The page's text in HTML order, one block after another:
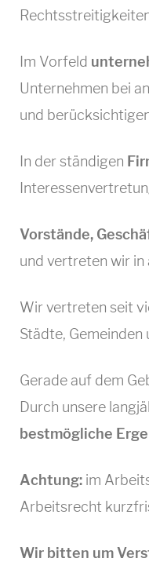
Im Vorfeld
Unternehmen bei
und
In der ständigen
Vorstände,
und vertreten wir
Wir vertreten seit
Städte,
Gerade auf dem
Durch unsere
bestmögliche
Achtung: im
Arbeitsrecht
Wir bitten um